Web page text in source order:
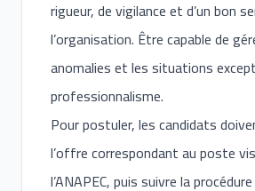
rigueur, de vigilance et d’un bon
l’organisation. Être capable de
anomalies et les situations
professionnalisme.
Pour postuler, les candidats
l’offre correspondant au poste
l’ANAPEC, puis suivre la